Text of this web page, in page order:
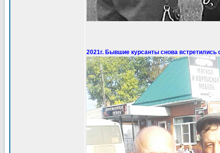
2021г. Бывшие курсанты снова